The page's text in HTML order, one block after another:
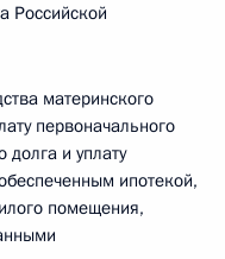
Российской
материнского
первоначального
долга и уплату
ипотекой,
помещения,